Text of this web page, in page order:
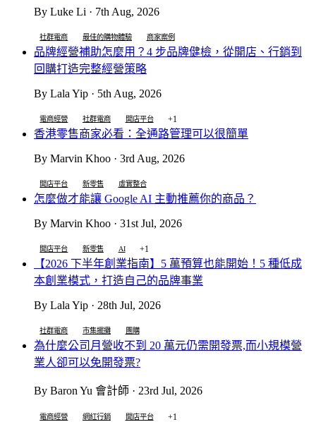
By Luke Li · 7th Aug, 2026
社群電商 最佳的購物體驗 商家案例
品牌經營補助怎麼用？4 步品牌健檢，從開店、行銷到
回購打造完整經營策略
By Lala Yip · 5th Aug, 2026
電商經營 社群電商 開店平台 +1
香港零售商家必看：全通路管理可以很簡單
By Marvin Khoo · 3rd Aug, 2026
開店平台 新零售 虛實整合
怎麼做才能讓 Google AI 主動推薦你的商品？
By Marvin Khoo · 31st Jul, 2026
開店平台 新零售 AI +1
【2026 下半年創業指南】5 萬預算也能開始！5 種低成
本創業模式，打造自己的品牌事業
By Lala Yip · 28th Jul, 2026
社群電商 市集擺攤 團購
為什麼公司月營收不到 20 萬元仍需開發票,而小規模營
業人卻可以免開發票?
By Baron Yu 會計師 · 23rd Jul, 2026
電商經營 網紅行銷 開店平台 +1